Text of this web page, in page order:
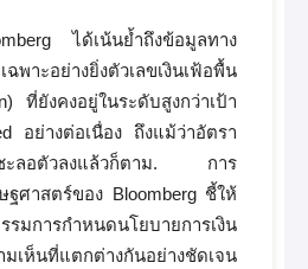
ได้เน้นย้ำถึงข้อมูลทาง
พาะอย่างยิ่งตัวเลขเงินเฟ้อพื้น
ที่ยังคงอยู่ในระดับสูงกว่าเป้า
อย่างต่อเนื่อง ถึงแม้ว่าอัตรา
มชะลอตัวลงแล้วก็ตาม. การ
ฐศาสตร์ของ Bloomberg ชี้ให้
ารกำหนดนโยบายการเงิน
เห็นที่แตกต่างกันอย่างชัดเจน